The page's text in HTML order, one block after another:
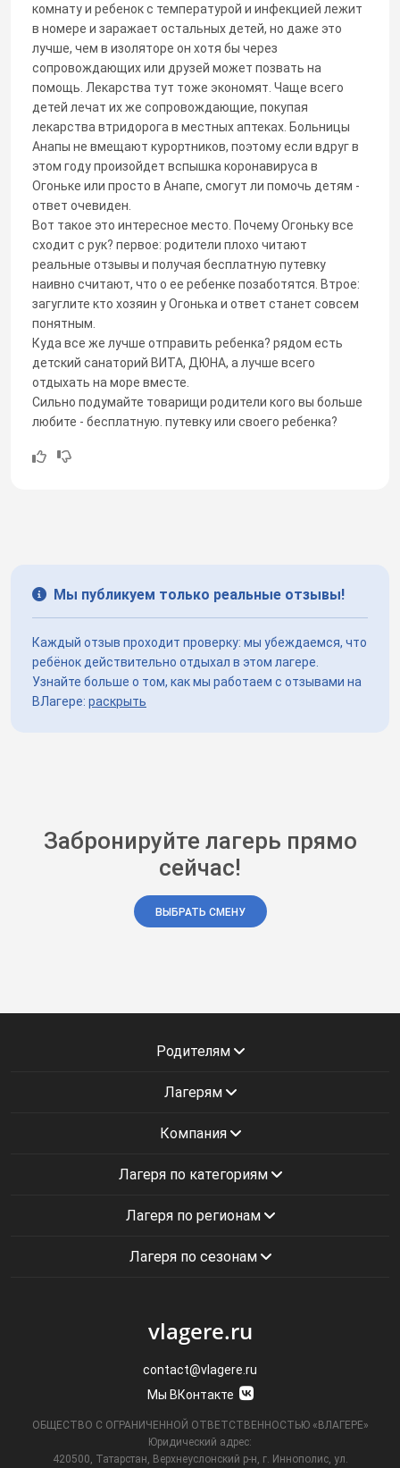
комнату и ребенок с температурой и инфекцией лежит
в номере и заражает остальных детей, но даже это
лучше, чем в изоляторе он хотя бы через
сопровождающих или друзей может позвать на
помощь. Лекарства тут тоже экономят. Чаще всего
детей лечат их же сопровождающие, покупая
лекарства втридорога в местных аптеках. Больницы
Анапы не вмещают курортников, поэтому если вдруг в
этом году произойдет вспышка коронавируса в
Огоньке или просто в Анапе, смогут ли помочь детям -
ответ очевиден.
Вот такое это интересное место. Почему Огоньку все
сходит с рук? первое: родители плохо читают
реальные отзывы и получая бесплатную путевку
наивно считают, что о ее ребенке позаботятся. Втрое:
загуглите кто хозяин у Огонька и ответ станет совсем
понятным.
Куда все же лучше отправить ребенка? рядом есть
детский санаторий ВИТА, ДЮНА, а лучше всего
отдыхать на море вместе.
Сильно подумайте товарищи родители кого вы больше
любите - бесплатную. путевку или своего ребенка?
Мы публикуем только реальные отзывы!
Каждый отзыв проходит проверку: мы убеждаемся, что
ребёнок действительно отдыхал в этом лагере.
Узнайте больше о том, как мы работаем с отзывами на
ВЛагере: раскрыть
Забронируйте лагерь прямо
сейчас!
ВЫБРАТЬ СМЕНУ
Родителям
Лагерям
Компания
Лагеря по категориям
Лагеря по регионам
Лагеря по сезонам
vlagere.ru
contact@vlagere.ru
Мы ВКонтакте
ОБЩЕСТВО С ОГРАНИЧЕННОЙ ОТВЕТСТВЕННОСТЬЮ «ВЛАГЕРЕ»
Юридический адрес:
420500, Татарстан, Верхнеуслонский р-н, г. Иннополис, ул.